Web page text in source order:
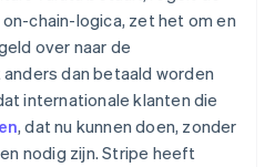
chain-logica, zet het om en
over naar de
dan betaald worden
internationale klanten die
, dat nu kunnen doen, zonder
nodig zijn. Stripe heeft